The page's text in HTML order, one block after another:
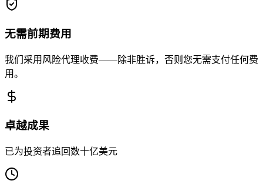
无需前期费用
我们采用风险代理收费——除非胜诉，否则您无需支付任何费
用。
卓越成果
已为投资者追回数十亿美元